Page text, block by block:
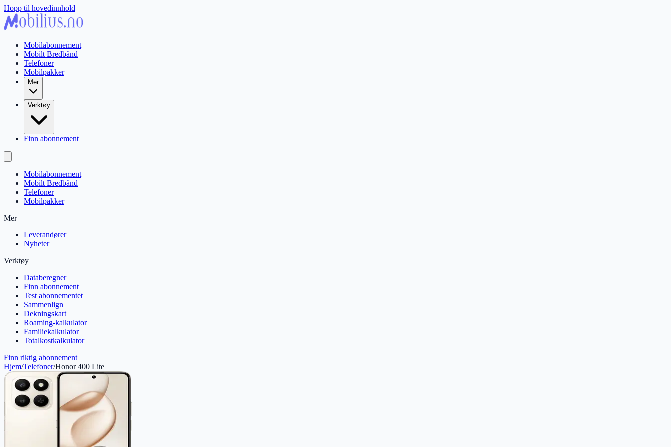
Hopp til hovedinnhold
Mobilabonnement
Mobilt Bredbånd
Telefoner
Mobilpakker
Mer
Verktøy
Finn abonnement
Mobilabonnement
Mobilt Bredbånd
Telefoner
Mobilpakker
Mer
Leverandører
Nyheter
Verktøy
Databeregner
Finn abonnement
Test abonnementet
Sammenlign
Dekningskart
Roaming-kalkulator
Familiekalkulator
Totalkostkalkulator
Finn riktig abonnement
Hjem/Telefoner/Honor 400 Lite